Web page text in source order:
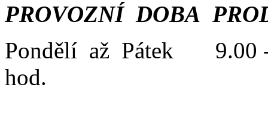
PROVOZNÍ DOBA
Pondělí až Pátek 9.00
hod.